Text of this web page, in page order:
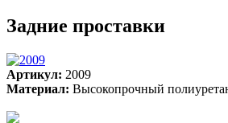
Задние проставки
Артикул: 2009
Материал: Высокопрочный